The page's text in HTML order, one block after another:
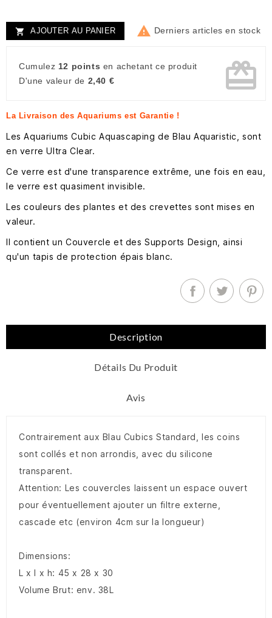
 AJOUTER AU PANIER  Derniers articles en stock
Cumulez 12 points en achetant ce produit
D'une valeur de 2,40 € card_giftcard
La Livraison des Aquariums est Garantie !
Les Aquariums Cubic Aquascaping de Blau Aquaristic, sont
en verre Ultra Clear.
Ce verre est d'une transparence extrême, une fois en eau,
le verre est quasiment invisible.
Les couleurs des plantes et des crevettes sont mises en
valeur.
Il contient un Couvercle et des Supports Design, ainsi
qu'un tapis de protection épais blanc.
Description
Détails Du Produit
Avis
Contrairement aux Blau Cubics Standard, les coins
sont collés et non arrondis, avec du silicone
transparent.
Attention: Les couvercles laissent un espace ouvert
pour éventuellement ajouter un filtre externe,
cascade etc (environ 4cm sur la longueur)
Dimensions:
L x l x h: 45 x 28 x 30
Volume Brut: env. 38L